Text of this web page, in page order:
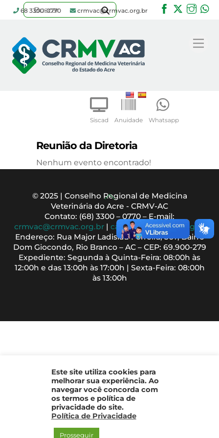
content
Siscad Anuidade Whatsapp
68 3300-0770 crmvac@crmvac.org.br
Facebook
Twitter
Reunião da Diretoria
Nenhum evento encontrado!
Back
To
Top
© 2025 | Conselho Regional de Medicina
Veterinária do Acre - CRMV-AC
Contato: (68) 3300 – 0770 – E-mail:
crmvac@crmvac.org.br| cadastro@crmvac.org.br
Endereço: Rua Major Ladislau Ferreira, 367, Bairro
Dom Giocondo, Rio Branco – AC – CEP: 69.900-279
Expediente: Segunda à Quinta-Feira: 08:00h às
12:00h e das 13:00h às 17:00h | Sexta-Feira: 08:00h
às 13:00h
Este site utiliza cookies para
melhorar sua experiência. Ao
navegar você concorda com
os termos e política de
privacidade do site.
Política de Privacidade
Prosseguir